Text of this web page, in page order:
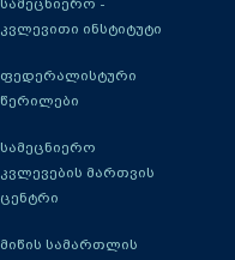
სამეცნიერო -
კვლევითი ინსტიტუტი
ფედერალისტური
წერილები
სამეცნიერო
კვლევების მართვის
ცენტრი
მიწის სამართლის